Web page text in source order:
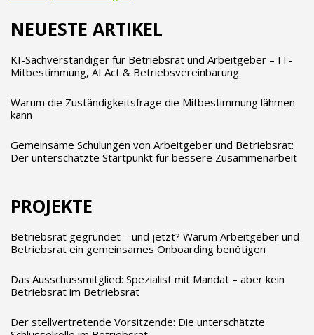
NEUESTE ARTIKEL
KI-Sachverständiger für Betriebsrat und Arbeitgeber – IT-
Mitbestimmung, AI Act & Betriebsvereinbarung
Warum die Zuständigkeitsfrage die Mitbestimmung lähmen
kann
Gemeinsame Schulungen von Arbeitgeber und Betriebsrat:
Der unterschätzte Startpunkt für bessere Zusammenarbeit
PROJEKTE
Betriebsrat gegründet – und jetzt? Warum Arbeitgeber und
Betriebsrat ein gemeinsames Onboarding benötigen
Das Ausschussmitglied: Spezialist mit Mandat – aber kein
Betriebsrat im Betriebsrat
Der stellvertretende Vorsitzende: Die unterschätzte